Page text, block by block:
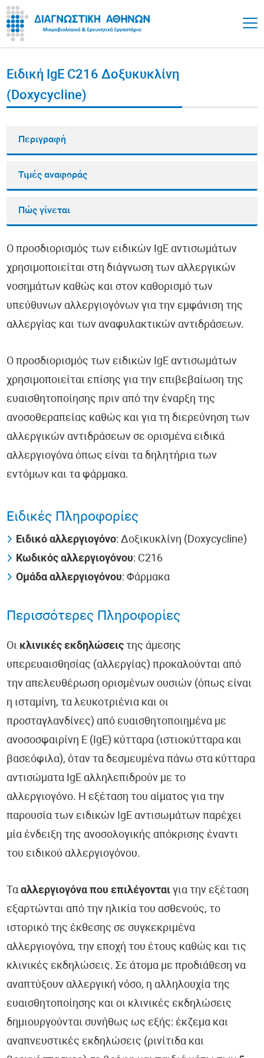
Ειδική IgE C216 Δοξυκυκλίνη
(Doxycycline)
Περιγραφή
Τιμές αναφοράς
Πώς γίνεται
Ο προσδιορισμός των ειδικών IgE αντισωμάτων
χρησιμοποιείται στη διάγνωση των αλλεργικών
νοσημάτων καθώς και στον καθορισμό των
υπεύθυνων αλλεργιογόνων για την εμφάνιση της
αλλεργίας και των αναφυλακτικών αντιδράσεων.
Ο προσδιορισμός των ειδικών IgE αντισωμάτων
χρησιμοποιείται επίσης για την επιβεβαίωση της
ευαισθητοποίησης πριν από την έναρξη της
ανοσοθεραπείας καθώς και για τη διερεύνηση των
αλλεργικών αντιδράσεων σε ορισμένα ειδικά
αλλεργιογόνα όπως είναι τα δηλητήρια των
εντόμων και τα φάρμακα.
Ειδικές Πληροφορίες
Ειδικό αλλεργιογόνο: Δοξικυκλίνη (Doxycycline)
Κωδικός αλλεργιογόνου: C216
Ομάδα αλλεργιογόνου: Φάρμακα
Περισσότερες Πληροφορίες
Οι κλινικές εκδηλώσεις της άμεσης
υπερευαισθησίας (αλλεργίας) προκαλούνται από
την απελευθέρωση ορισμένων ουσιών (όπως είναι
η ισταμίνη, τα λευκοτριένια και οι
προσταγλανδίνες) από ευαισθητοποιημένα με
ανοσοσφαιρίνη Ε (IgE) κύτταρα (ιστιοκύτταρα και
βασεόφιλα), όταν τα δεσμευμένα πάνω στα κύτταρα
αντισώματα IgE αλληλεπιδρούν με το
αλλεργιογόνο. Η εξέταση του αίματος για την
παρουσία των ειδικών IgE αντισωμάτων παρέχει
μία ένδειξη της ανοσολογικής απόκρισης έναντι
του ειδικού αλλεργιογόνου.
Τααλλεργιογόνα που επιλέγονται για την εξέταση
εξαρτώνται από την ηλικία του ασθενούς, το
ιστορικό της έκθεσης σε συγκεκριμένα
αλλεργιογόνα, την εποχή του έτους καθώς και τις
κλινικές εκδηλώσεις. Σε άτομα με προδιάθεση να
αναπτύξουν αλλεργική νόσο, η αλληλουχία της
ευαισθητοποίησης και οι κλινικές εκδηλώσεις
δημιουργούνται συνήθως ως εξής: έκζεμα και
αναπνευστικές εκδηλώσεις (ρινίτιδα και